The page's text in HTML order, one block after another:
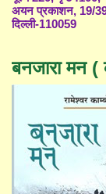
अयन प्रकाशन, 19/
दिल्ली-110059
बनजारा मन (